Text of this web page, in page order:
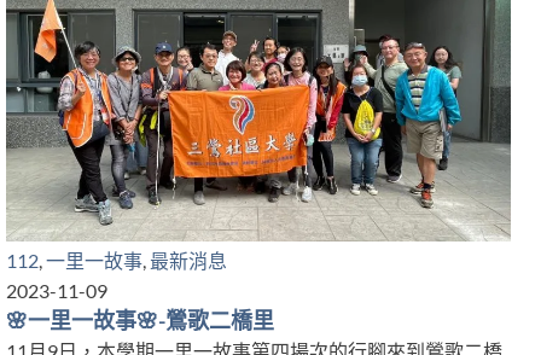
112,一里一故事, 最新消息
2023-11-09
🌸一里一故事🌸-鶯歌二橋里